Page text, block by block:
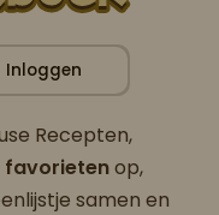
Inloggen
Recepten,
favorietenop,
samen en